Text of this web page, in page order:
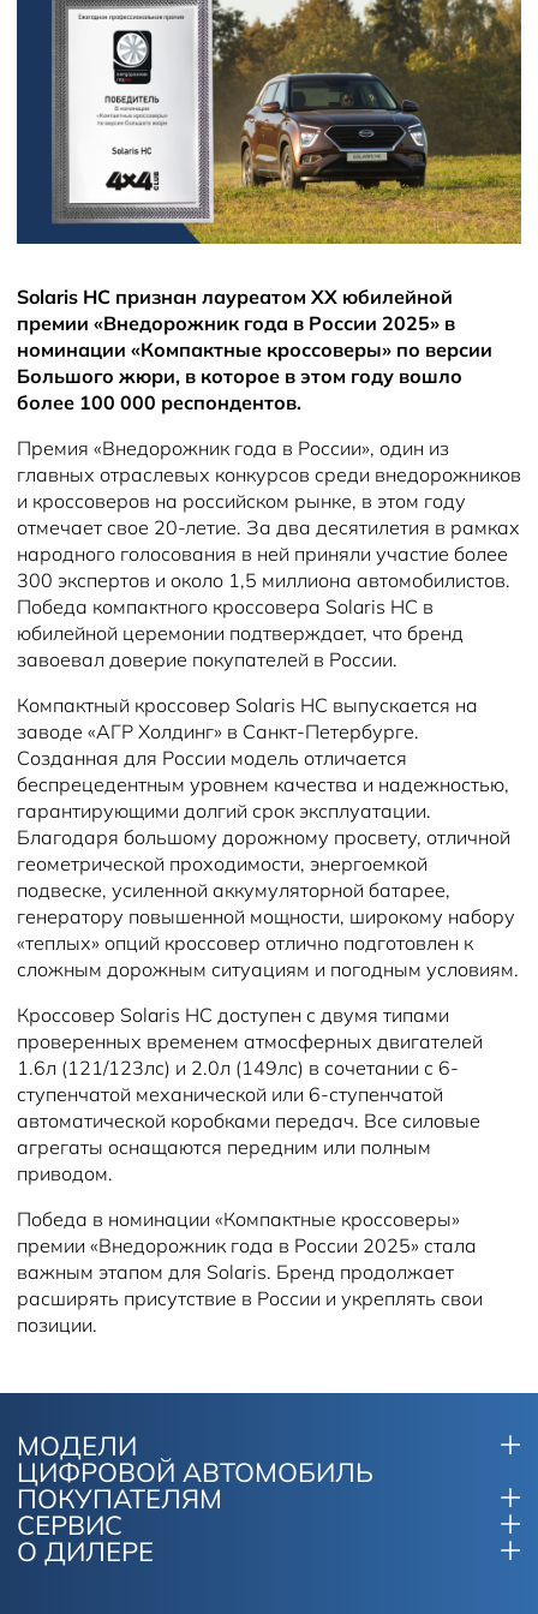
Solaris HC признан лауреатом XX юбилейной
премии «Внедорожник года в России 2025» в
номинации «Компактные кроссоверы» по версии
Большого жюри, в которое в этом году вошло
более 100 000 респондентов.
Премия «Внедорожник года в России», один из
главных отраслевых конкурсов среди внедорожников
и кроссоверов на российском рынке, в этом году
отмечает свое 20-летие. За два десятилетия в рамках
народного голосования в ней приняли участие более
300 экспертов и около 1,5 миллиона автомобилистов.
Победа компактного кроссовера Solaris HC в
юбилейной церемонии подтверждает, что бренд
завоевал доверие покупателей в России.
Компактный кроссовер Solaris HC выпускается на
заводе «АГР Холдинг» в Санкт-Петербурге.
Созданная для России модель отличается
беспрецедентным уровнем качества и надежностью,
гарантирующими долгий срок эксплуатации.
Благодаря большому дорожному просвету, отличной
геометрической проходимости, энергоемкой
подвеске, усиленной аккумуляторной батарее,
генератору повышенной мощности, широкому набору
«теплых» опций кроссовер отлично подготовлен к
сложным дорожным ситуациям и погодным условиям.
Кроссовер Solaris HC доступен с двумя типами
проверенных временем атмосферных двигателей
1.6л (121/123лс) и 2.0л (149лс) в сочетании с 6-
ступенчатой механической или 6-ступенчатой
автоматической коробками передач. Все силовые
агрегаты оснащаются передним или полным
приводом.
Победа в номинации «Компактные кроссоверы»
премии «Внедорожник года в России 2025» стала
важным этапом для Solaris. Бренд продолжает
расширять присутствие в России и укреплять свои
позиции.
МОДЕЛИ
ЦИФРОВОЙ АВТОМОБИЛЬ
ПОКУПАТЕЛЯМ
СЕРВИС
О ДИЛЕРЕ